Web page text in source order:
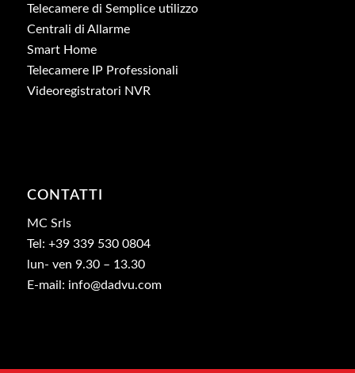
Telecamere di Semplice utilizzo
Centrali di Allarme
Smart Home
Telecamere IP Professionali
Videoregistratori NVR
CONTATTI
MC Srls
Tel: +39 339 530 0804
lun- ven 9.30 – 13.30
E-mail: info@dadvu.com